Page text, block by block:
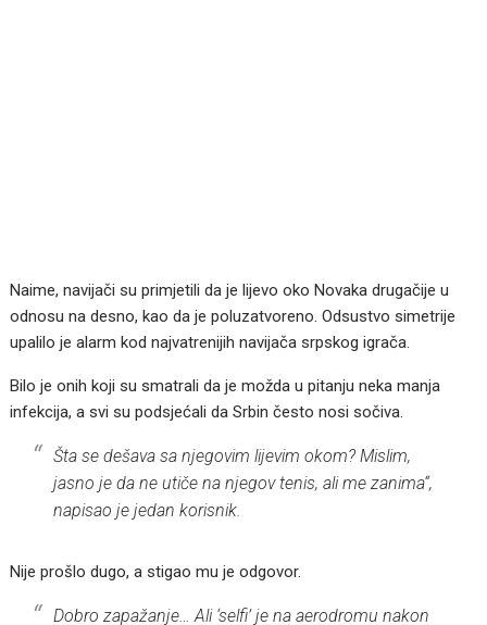
Naime, navijači su primjetili da je lijevo oko Novaka drugačije u
odnosu na desno, kao da je poluzatvoreno. Odsustvo simetrije
upalilo je alarm kod najvatrenijih navijača srpskog igrača.
Bilo je onih koji su smatrali da je možda u pitanju neka manja
infekcija, a svi su podsjećali da Srbin često nosi sočiva.
Šta se dešava sa njegovim lijevim okom? Mislim,
jasno je da ne utiče na njegov tenis, ali me zanima“,
napisao je jedan korisnik.
Nije prošlo dugo, a stigao mu je odgovor.
Dobro zapažanje… Ali ‘selfi’ je na aerodromu nakon